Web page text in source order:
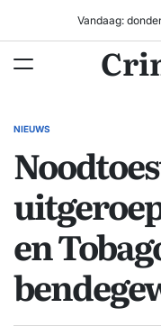
inhoud
Vandaag:
GEPLAATST
NIEUWS
en